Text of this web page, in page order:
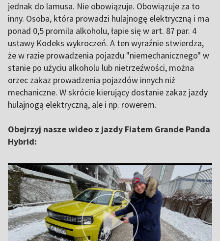
jednak do lamusa. Nie obowiązuje. Obowiązuje za to
inny. Osoba, która prowadzi hulajnogę elektryczną i ma
ponad 0,5 promila alkoholu, łapie się w art. 87 par. 4
ustawy Kodeks wykroczeń. A ten wyraźnie stwierdza,
że w razie prowadzenia pojazdu "niemechanicznego" w
stanie po użyciu alkoholu lub nietrzeźwości, można
orzec zakaz prowadzenia pojazdów innych niż
mechaniczne. W skrócie kierujący dostanie zakaz jazdy
hulajnogą elektryczną, ale i np. rowerem.
Obejrzyj nasze wideo z jazdy Fiatem Grande Panda
Hybrid: